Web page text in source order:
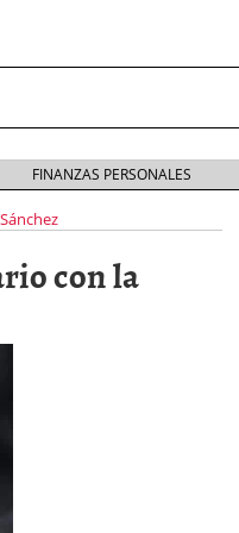
Promotor privado
gestionar tus
cómo anticiparte
FINANZAS PERSONALES
con la